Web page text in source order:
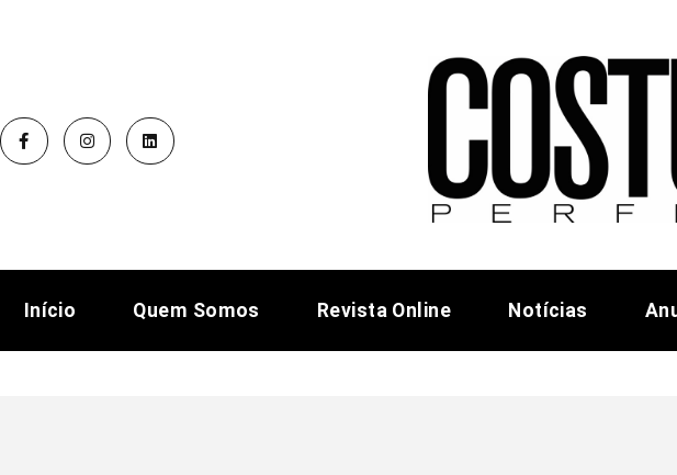
Início Quem Somos Revista Online Notícias